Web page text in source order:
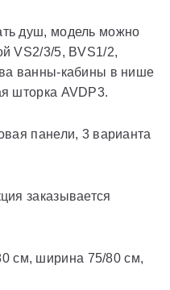
душ, модель можно
VS2/3/5, BVS1/2,
ванны-кабины в нише
шторка AVDP3.
панели, 3 варианта
заказывается
см, ширина 75/80 см,